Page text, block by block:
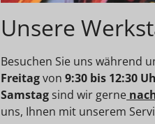
Unsere
Besuchen Sie uns während
Freitagvon 9:30 bis 12:30
Samstag sind wir gerne
uns, Ihnen mit unserem